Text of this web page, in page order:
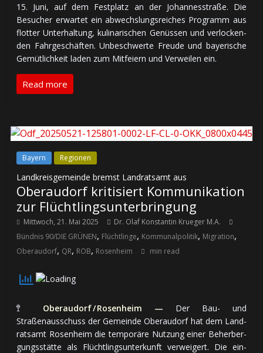
15. Juni, auf dem Fest­platz an der Jo­han­nes­stra­ße. Die
Besucher er­war­tet ein ab­wechs­lungs­rei­ches Pro­gramm aus
flotter Un­ter­hal­tung, ku­li­na­ri­schen Ge­nüs­sen und ver­lo­cken­
den Fahr­ge­schäf­ten. Un­be­schwer­te Freude und baye­ri­sche
Ge­müt­lich­keit laden zum Mit­feiern und Ver­wei­len ein.
Read more
Bayern Regionen
Landkreisgemeinde bremst Landratsamt aus
Oberaudorf kritisiert Kommunikation
zur Flüchtlingsunterbringung
Mittwoch, 21. Mai 2025
Dr. Olaf Konstantin Krueger M.A.
Bündnis 90/DIE GRÜNEN, Flüchtlinge, Kommunalpolitik, Migration,
Oberaudorf, QR, ROB, Rosenheim min read
🚏 Oberaudorf / Rosenheim — Der Bau- und
Straßenausschuss der Gemeinde Oberaudorf hat dem Land­
rats­amt Rosenheim die tem­po­rä­re Nutzung einer Be­her­ber­
gungs­stätte als Flüchtlings­un­ter­kunft ver­wei­gert. Die ein­